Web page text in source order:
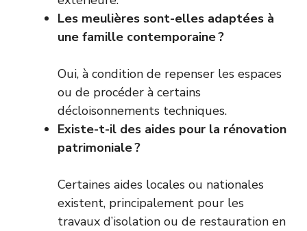
Les meulières sont-elles adaptées à
une famille contemporaine ?
Oui, à condition de repenser les espaces
ou de procéder à certains
décloisonnements techniques.
Existe-t-il des aides pour la rénovation
patrimoniale ?
Certaines aides locales ou nationales
existent, principalement pour les
travaux d’isolation ou de restauration en